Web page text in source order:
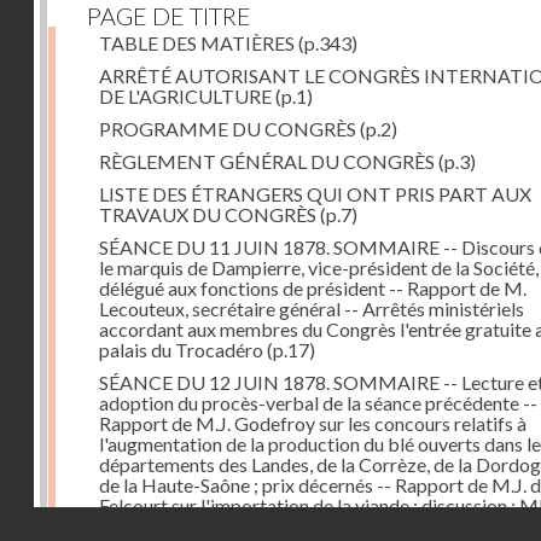
PAGE DE TITRE
TABLE DES MATIÈRES (p.343)
ARRÊTÉ AUTORISANT LE CONGRÈS
DE L'AGRICULTURE(p.1)
PROGRAMME DU CONGRÈS (p.2)
RÈGLEMENT GÉNÉRAL DU CONGRÈS (p.3)
LISTE DES ÉTRANGERS QUI ONT PRIS PART AUX
TRAVAUX DU CONGRÈS (p.7)
SÉANCE DU 11 JUIN 1878. SOMMAIRE -- Discours
le marquis de Dampierre, vice-président de la Société,
délégué aux fonctions de président -- Rapport de M.
Lecouteux, secrétaire général -- Arrêtés ministériels
accordant aux membres du Congrès l'entrée gratuite
palais du Trocadéro (p.17)
SÉANCE DU 12 JUIN 1878. SOMMAIRE -- Lecture
adoption du procès-verbal de la séance précédente --
Rapport de M.J. Godefroy sur les concours relatifs à
l'augmentation de la production du blé ouverts dans
départements des Landes, de la Corrèze, de la
de la Haute-Saône ; prix décernés -- Rapport de M.J.
Felcourt sur l'importation de la viande ; discussion :